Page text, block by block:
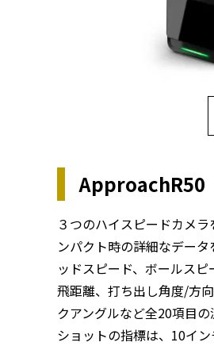
ApproachR50
３つのハイスピードカメ
ンパクト時の詳細なデー
ッドスピード、ボールス
飛距離、打ち出し角度/方
クアングルなど全20項目の
ショットの指標は、10イ